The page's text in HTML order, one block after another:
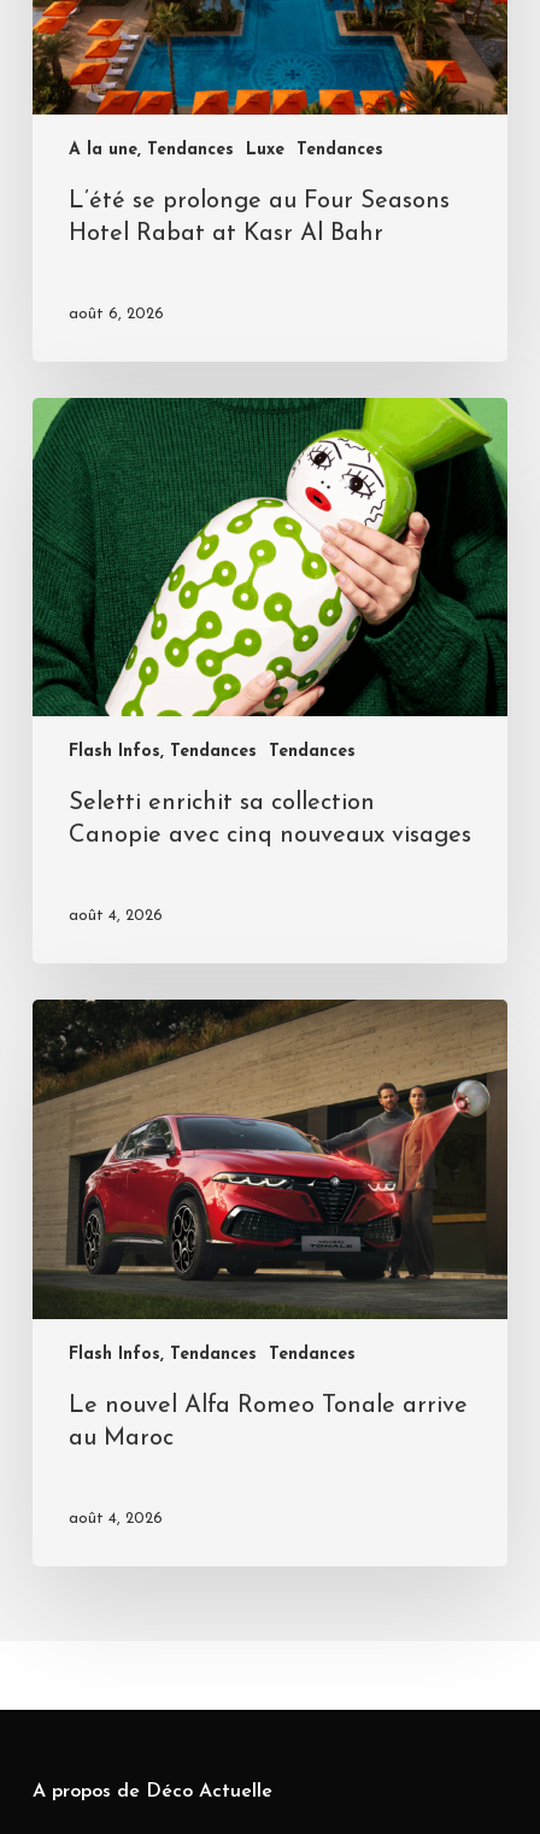
A la une, Tendances Luxe Tendances
L’été se prolonge au Four Seasons
Hotel Rabat at Kasr Al Bahr
août 6, 2026
Flash Infos, Tendances Tendances
Seletti enrichit sa collection
Canopie avec cinq nouveaux visages
août 4, 2026
Flash Infos, Tendances Tendances
Le nouvel Alfa Romeo Tonale arrive
au Maroc
août 4, 2026
A propos de Déco Actuelle